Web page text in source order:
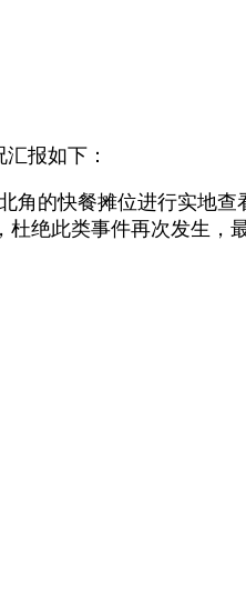
报如下：
的快餐摊位进行实地查
绝此类事件再次发生，